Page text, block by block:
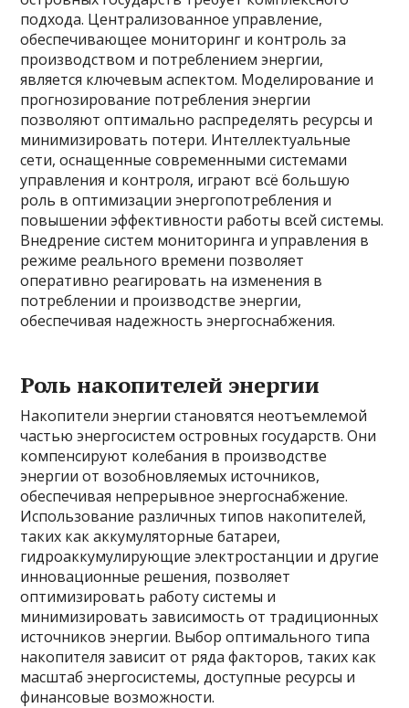
подхода. Централизованное управление,
обеспечивающее мониторинг и контроль за
производством и потреблением энергии,
является ключевым аспектом. Моделирование и
прогнозирование потребления энергии
позволяют оптимально распределять ресурсы и
минимизировать потери. Интеллектуальные
сети, оснащенные современными системами
управления и контроля, играют всё большую
роль в оптимизации энергопотребления и
повышении эффективности работы всей системы.
Внедрение систем мониторинга и управления в
режиме реального времени позволяет
оперативно реагировать на изменения в
потреблении и производстве энергии,
обеспечивая надежность энергоснабжения.
Роль накопителей энергии
Накопители энергии становятся неотъемлемой
частью энергосистем островных государств. Они
компенсируют колебания в производстве
энергии от возобновляемых источников,
обеспечивая непрерывное энергоснабжение.
Использование различных типов накопителей,
таких как аккумуляторные батареи,
гидроаккумулирующие электростанции и другие
инновационные решения, позволяет
оптимизировать работу системы и
минимизировать зависимость от традиционных
источников энергии. Выбор оптимального типа
накопителя зависит от ряда факторов, таких как
масштаб энергосистемы, доступные ресурсы и
финансовые возможности.